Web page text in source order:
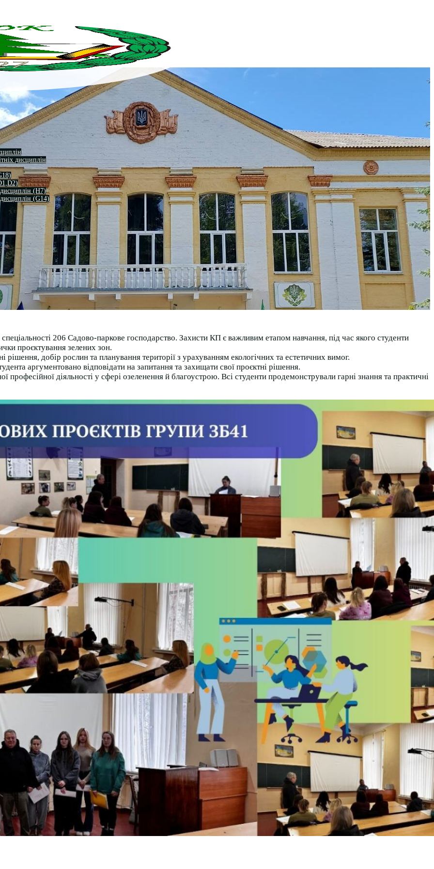
дисциплін
(H7)
(G14)
206 Садово-паркове господарство. Захисти КП є важливим етапом навчання, під час якого студенти
проєктування зелених зон.
добір рослин та планування території з урахуванням екологічних та естетичних вимог.
аргументовано відповідати на запитання та захищати свої проєктні рішення.
професійної діяльності у сфері озеленення й благоустрою. Всі студенти продемонстрували гарні знання та практичні